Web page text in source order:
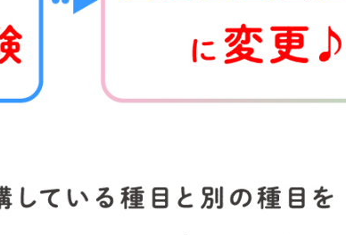
the top page.
However, if you use an automatic
translation service, the Japanese
translated mechanically, so it may
not be an accurate translation.
the service.